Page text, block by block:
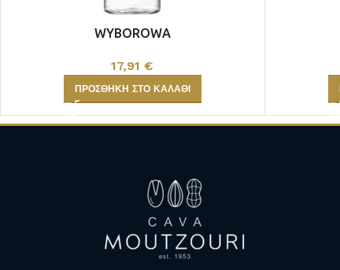
WYBOROWA
17,91€
ΠΡΟΣΘΉΚΗ ΣΤΟ ΚΑΛΆΘΙ